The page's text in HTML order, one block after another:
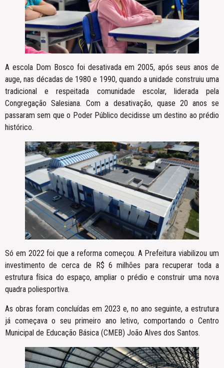
A escola Dom Bosco foi desativada em 2005, após seus anos de
auge, nas décadas de 1980 e 1990, quando a unidade construiu uma
tradicional e respeitada comunidade escolar, liderada pela
Congregação Salesiana. Com a desativação, quase 20 anos se
passaram sem que o Poder Público decidisse um destino ao prédio
histórico.
Só em 2022 foi que a reforma começou. A Prefeitura viabilizou um
investimento de cerca de R$ 6 milhões para recuperar toda a
estrutura física do espaço, ampliar o prédio e construir uma nova
quadra poliesportiva.
As obras foram concluídas em 2023 e, no ano seguinte, a estrutura
já começava o seu primeiro ano letivo, comportando o Centro
Municipal de Educação Básica (CMEB) João Alves dos Santos.